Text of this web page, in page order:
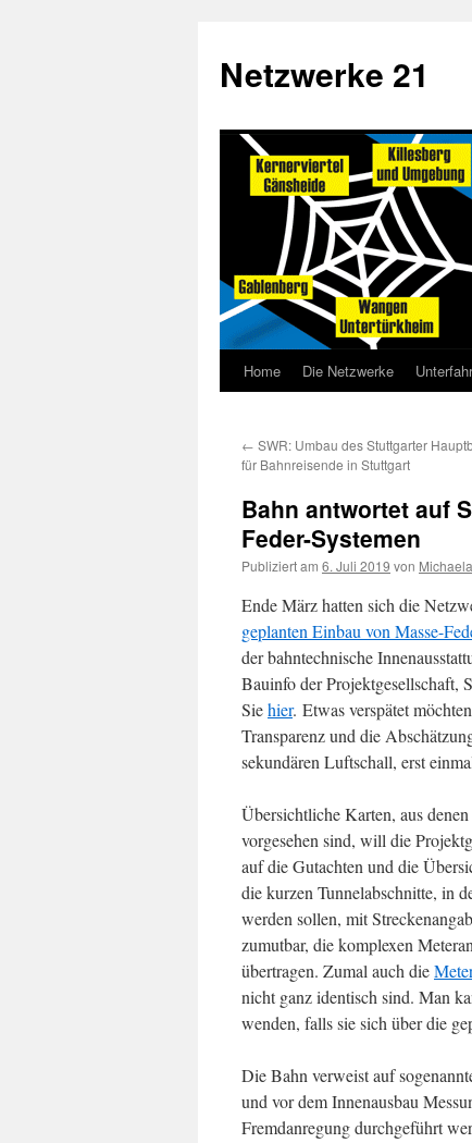
Netzwerke 21
Home Die Netzwerke
← SWR: Umbau des Stuttgarter
für Bahnreisende in Stuttgart
Bahn antwortet auf
Feder-Systemen
Publiziert am 6. Juli 2019 von Michaela
Ende März hatten sich die
geplanten Einbau von Masse-
der bahntechnische
Bauinfo der Projektgesellschaft,
Siehier. Etwas verspätet
Transparenz und die
sekundären Luftschall, erst
Übersichtliche Karten, aus
vorgesehen sind, will die
auf die Gutachten und die
die kurzen Tunnelabschnitte, in
werden sollen, mit
zumutbar, die komplexen
übertragen. Zumal auch die
nicht ganz identisch sind. Man
wenden, falls sie sich über die
Die Bahn verweist auf
und vor dem Innenausbau
Fremdanregung durchgeführt